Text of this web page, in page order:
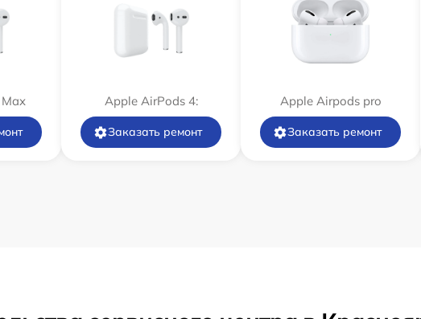
Apple AirPods 4:
Заказать ремонт
Apple Airpods pro
Заказать ремонт